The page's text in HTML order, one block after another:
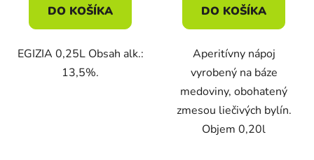
DO KOŠÍKA
EGIZIA 0,25L Obsah alk.:
13,5%.
DO KOŠÍKA
Aperitívny nápoj
vyrobený na báze
medoviny, obohatený
zmesou liečivých bylín.
Objem 0,20l